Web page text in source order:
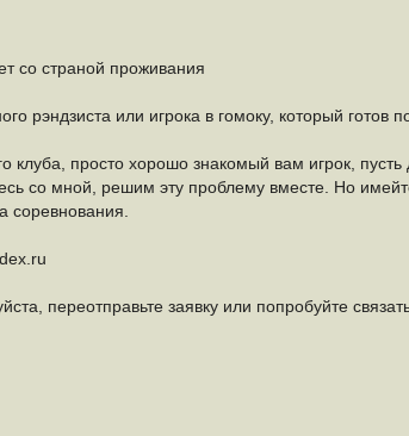
со страной проживания
рэндзиста или игрока в гомоку, который готов
просто хорошо знакомый вам игрок, пусть
со мной, решим эту проблему вместе. Но
соревнования.
переотправьте заявку или попробуйте